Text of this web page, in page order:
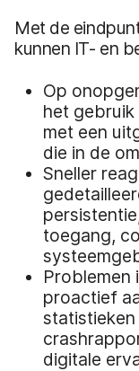
Met de
kunnen IT- en
Op
het
met een
die in de
Sneller
toegang,
Problemen
proactief
digitale